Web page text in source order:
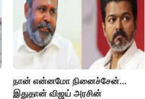
நான் என்னமோ நினைச்சேன்...
இதுதான் விஜய் அரசின்